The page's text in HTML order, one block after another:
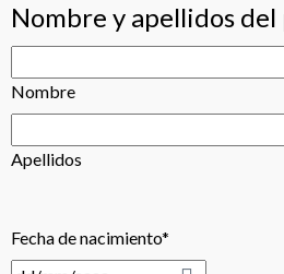
Nombre y apellidos
Nombre
Apellidos
Fecha de nacimiento*